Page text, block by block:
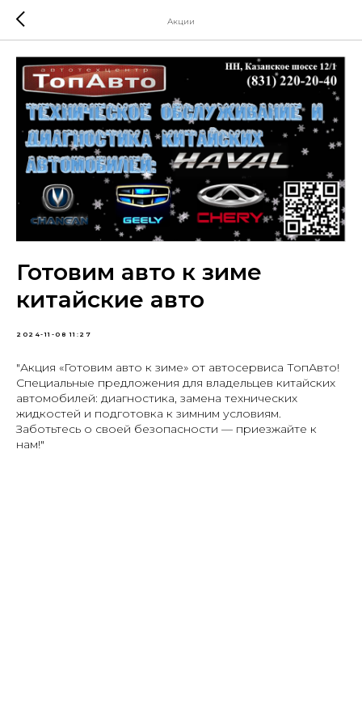
Акции
Готовим авто к зиме
китайские авто
2024-11-08 11:27
"Акция «Готовим авто к зиме» от автосервиса ТопАвто!
Специальные предложения для владельцев китайских
автомобилей: диагностика, замена технических
жидкостей и подготовка к зимним условиям.
Заботьтесь о своей безопасности — приезжайте к
нам!"